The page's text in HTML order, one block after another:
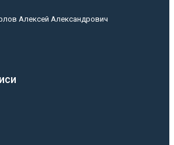
Алексей Александрович